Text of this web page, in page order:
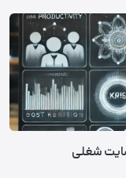
شغلی